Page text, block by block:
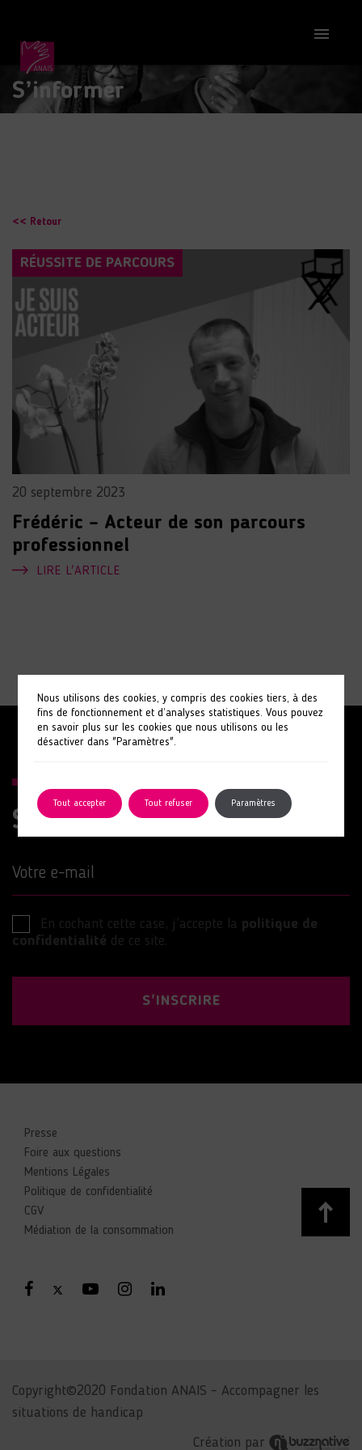

S’informer
<< Retour
RÉUSSITE DE PARCOURS
20 septembre 2023
Frédéric – Acteur de son parcours
professionnel
LIRE L'ARTICLE
Suivez nos actions
Votre e-mail
En cochant cette case, j’accepte la politique de
confidentialité de ce site.
S'INSCRIRE
Presse
Foire aux questions
Mentions Légales
Politique de confidentialité
CGV
Médiation de la consommation
Copyright©2020 Fondation ANAIS – Accompagner les
situations de handicap
Création par
Nous utilisons des cookies, y compris des cookies tiers, à des
fins de fonctionnement et d’analyses statistiques. Vous pouvez
en savoir plus sur les cookies que nous utilisons ou les
désactiver dans "Paramètres".
Tout accepter Tout refuser Paramètres